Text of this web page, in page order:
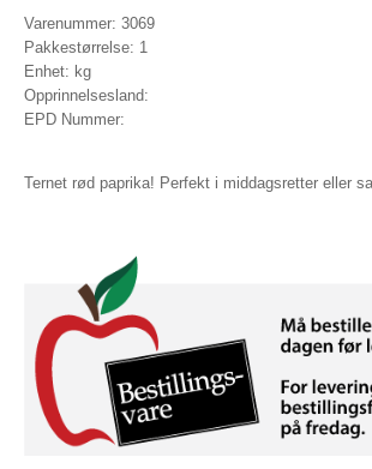
Varenummer: 3069
Pakkestørrelse: 1
Enhet: kg
Opprinnelsesland:
EPD Nummer:
Ternet rød paprika! Perfekt i middagsretter eller